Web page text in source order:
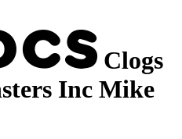
Clogs
Inc Mike